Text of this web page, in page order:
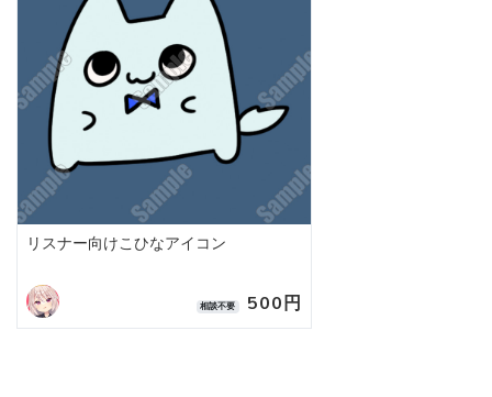
リスナー向けこひなアイコン
相談不要 500円